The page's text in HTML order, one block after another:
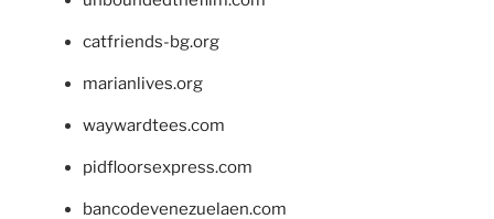
catfriends-bg.org
marianlives.org
waywardtees.com
pidfloorsexpress.com
bancodevenezuelaen.com